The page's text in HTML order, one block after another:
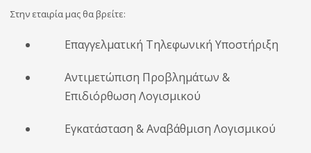
Στην εταιρία μας θα βρείτε:
Επαγγελματική Τηλεφωνική Υποστήριξη
Αντιμετώπιση Προβλημάτων &
Επιδιόρθωση Λογισμικού
Εγκατάσταση & Αναβάθμιση Λογισμικού